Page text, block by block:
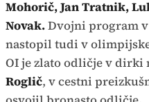
Mohorič, Jan Tratnik,
Novak.Dvojni program
nastopil tudi v
OI je zlato odličje v dirki
Roglič, v cestni